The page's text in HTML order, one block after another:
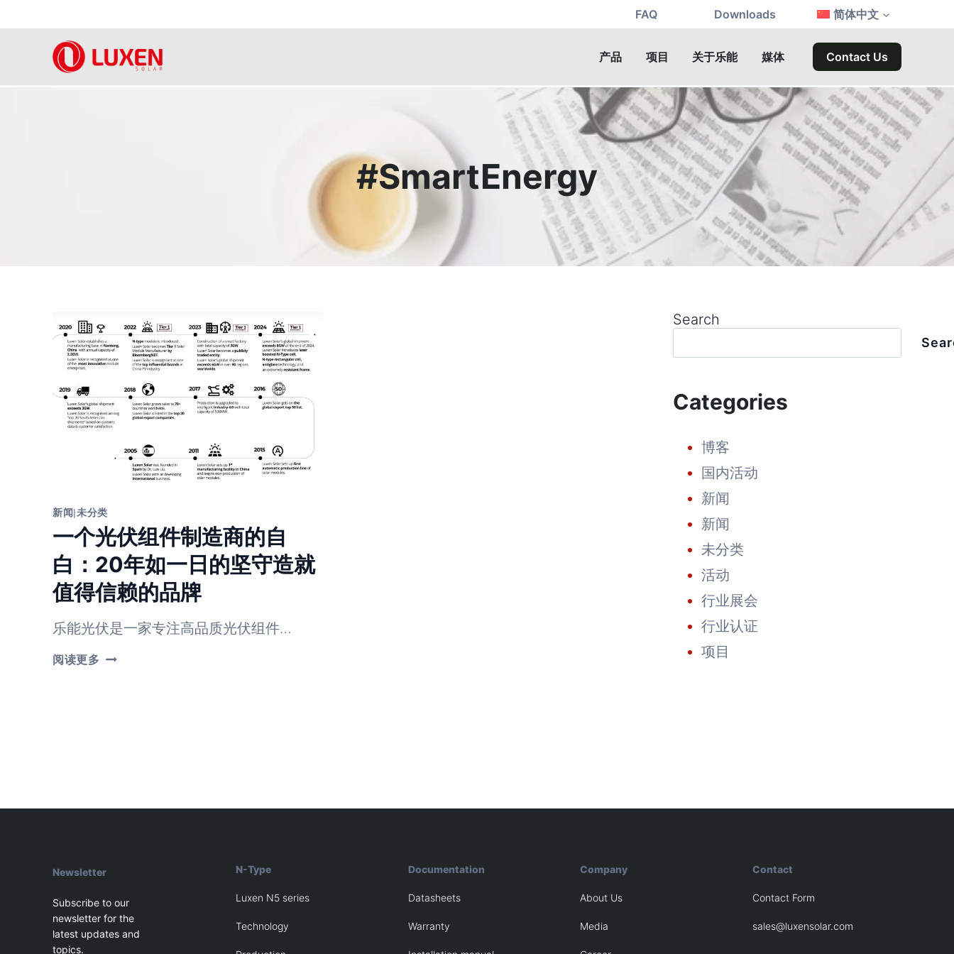
FAQ Downloads 简体中文
产品 项目 关于乐能 媒体 Contact Us
#SmartEnergy
新闻|未分类
一个光伏组件制造商的自
白：20年如一日的坚守造就
值得信赖的品牌
乐能光伏是一家专注高品质光伏组件…
阅读更多 一
20
的
守
造
就
值
Search
Categories
博客
国内活动
新闻
新闻
未分类
活动
行业展会
行业认证
项目
Newsletter
Subscribe to our
newsletter for the
latest updates and
topics.
N-Type
Luxen N5 series
Technology
Documentation
Datasheets
Warranty
Company
About Us
Media
Contact
Contact Form
sales@luxensolar.com